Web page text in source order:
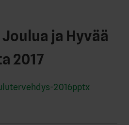
ja Hyvää
2017